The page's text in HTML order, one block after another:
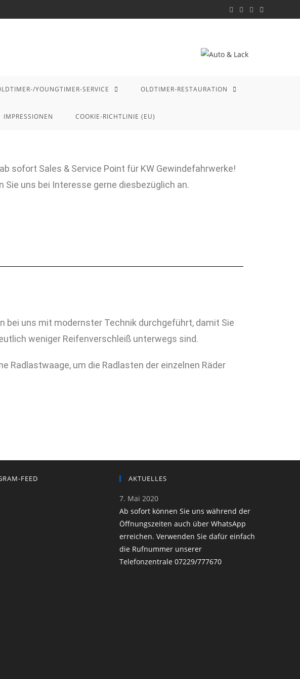
YOUNGTIMER-SERVICE OLDTIMER-RESTAURATION
IMPRESSIONEN COOKIE-RICHTLINIE (EU)
sofort Sales & Service Point für KW Gewindefahrwerke!
Sie uns bei Interesse gerne diesbezüglich an.
bei uns mit modernster Technik durchgeführt, damit Sie
weniger Reifenverschleiß unterwegs sind.
Radlastwaage, um die Radlasten der einzelnen Räder
FEED AKTUELLES
7. Mai 2020
Ab sofort können Sie uns während der
Öffnungszeiten auch über WhatsApp
erreichen. Verwenden Sie dafür einfach
die Rufnummer unserer
Telefonzentrale 07229/777670